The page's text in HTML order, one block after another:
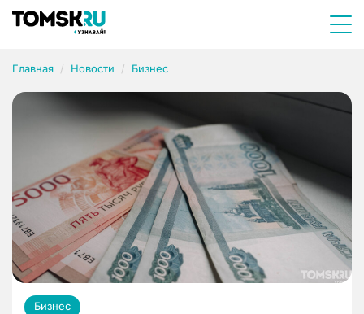
Главная Новости Бизнес
Бизнес